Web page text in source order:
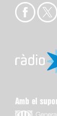
Amb el